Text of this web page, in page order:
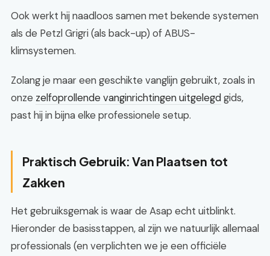
Ook werkt hij naadloos samen met bekende systemen
als de Petzl Grigri (als back-up) of ABUS-
klimsystemen.
Zolang je maar een geschikte vanglijn gebruikt, zoals in
onze zelfoprollende vanginrichtingen uitgelegdgids,
past hij in bijna elke professionele setup.
Praktisch Gebruik: Van Plaatsen tot
Zakken
Het gebruiksgemak is waar de Asap echt uitblinkt.
Hieronder de basisstappen, al zijn we natuurlijk allemaal
professionals (en verplichten we je een officiële